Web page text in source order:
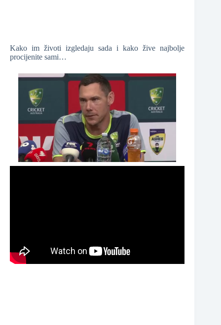
Kako im životi izgledaju sada i kako žive najbolje
procijenite sami…